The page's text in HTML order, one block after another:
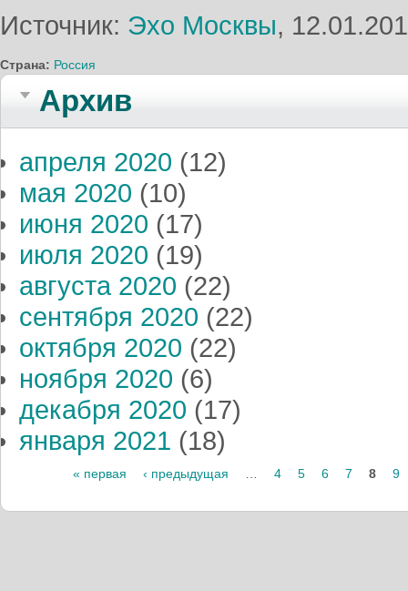
Источник: Эхо Москвы,
Страна: Россия
Архив
апреля 2020 (12)
мая 2020 (10)
июня 2020 (17)
июля 2020 (19)
августа 2020 (22)
сентября 2020 (22)
октября 2020 (22)
ноября 2020 (6)
декабря 2020 (17)
января 2021 (18)
« первая ‹ предыдущая 4 5 6 7 8 9